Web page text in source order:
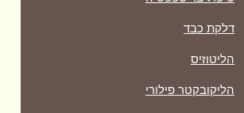
דלקת כבד
הליטוזיס
הליקובקטר פילורי